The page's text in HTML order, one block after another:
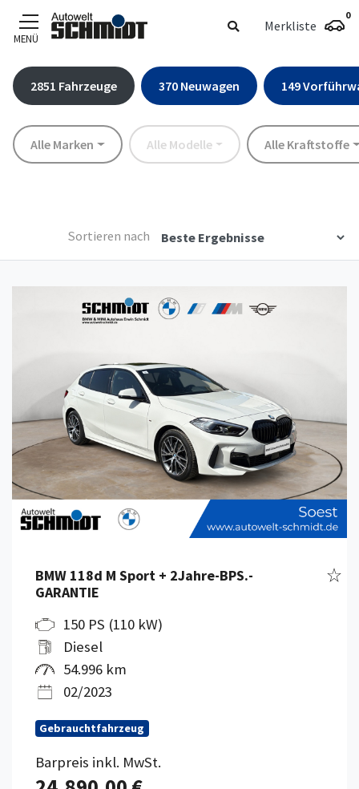
MENÜ
Merkliste
0
2851 Fahrzeuge 370 Neuwagen 149
MarkeAlle Marken ModellAlle Modelle Kraftstoff
Alle Kraftstoffe
Sortieren nach
BMW 118d M Sport + 2Jahre-BPS.-
GARANTIE
150 PS (110 kW)
Diesel
54.996 km
02/2023
Gebrauchtfahrzeug
Barpreis inkl. MwSt.